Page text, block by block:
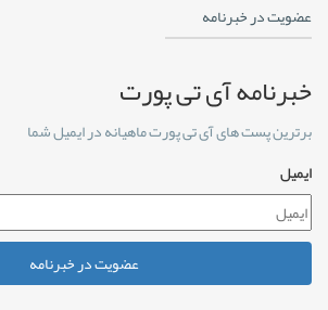
عضویت در خبرنامه
خبرنامه آی تی پورت
برترین پست های آی تی پورت ماهیانه در ایمیل شما
ایمیل
عضویت در خبرنامه